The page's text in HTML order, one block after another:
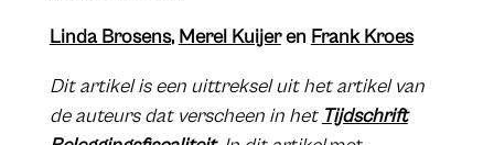
Linda Brosens, Merel Kuijeren Frank Kroes
Dit artikel is een uittreksel uit het artikel van
de auteurs dat verscheen in het Tijdschrift